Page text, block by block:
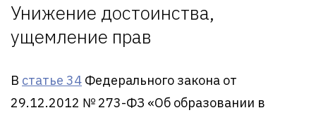
Унижение достоинства,
ущемление прав
В статье 34 Федерального закона от
29.12.2012 № 273-ФЗ «Об образовании в